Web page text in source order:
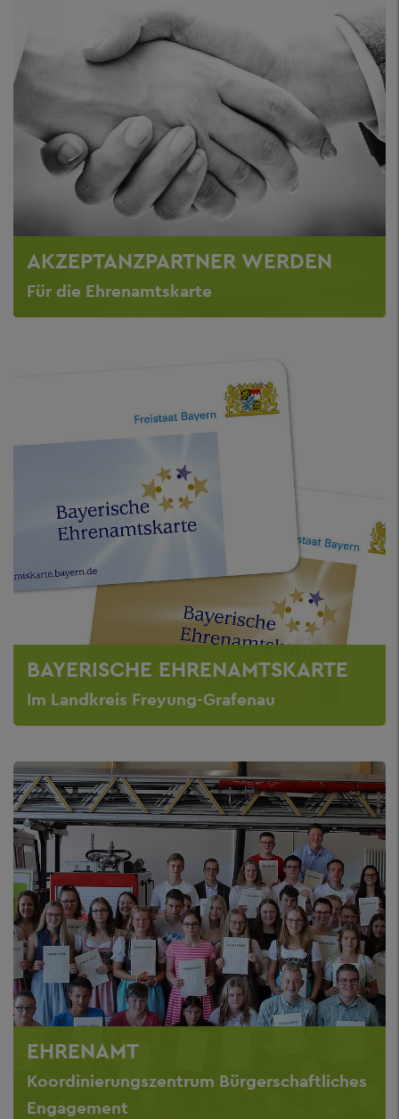
AKZEPTANZPARTNER WERDEN
Für die Ehrenamtskarte
BAYERISCHE EHRENAMTSKARTE
Im Landkreis Freyung-Grafenau
EHRENAMT
Koordinierungszentrum Bürgerschaftliches
Engagement